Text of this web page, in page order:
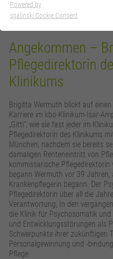
Angekommen –
Pflegedirektorin
Klinikums
Brigitta Wermuth blickt auf
Karriere im kbo-Klinikum-Isar-
„Gitti“, wie sie fast jeder im
Pflegedirektorin des Klinikums
München, nachdem sie bereits
damaligen Renteneintritt von
kommissarische
begann Wermuth vor 39
Krankenpflegerin begann. Der
Pflegedirektorin über all die
Verantwortung, In den
die Klinik für Psychosomatik
und Entwicklungsstörungen als
Schwerpunkte ihrer zukünftigen
Personalgewinnung und -
Pflege.
Powered by
sgalinski Cookie Consent